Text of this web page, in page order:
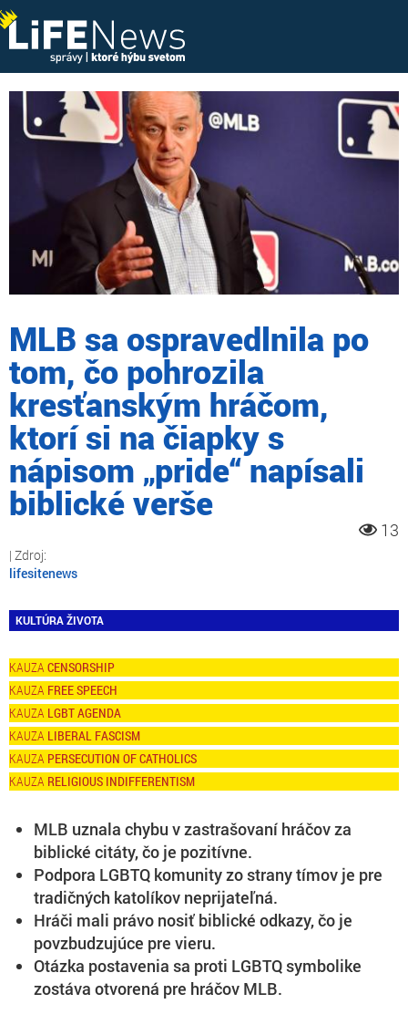
MLB sa ospravedlnila po
tom, čo pohrozila
kresťanským hráčom,
ktorí si na čiapky s
nápisom „pride“ napísali
biblické verše
13
lifesitenews
KULTÚRA ŽIVOTA
CENSORSHIP
FREE SPEECH
LGBT AGENDA
LIBERAL FASCISM
PERSECUTION OF CATHOLICS
RELIGIOUS INDIFFERENTISM
MLB uznala chybu v zastrašovaní hráčov za
biblické citáty, čo je pozitívne.
Podpora LGBTQ komunity zo strany tímov je pre
tradičných katolíkov neprijateľná.
Hráči mali právo nosiť biblické odkazy, čo je
povzbudzujúce pre vieru.
Otázka postavenia sa proti LGBTQ symbolike
zostáva otvorená pre hráčov MLB.